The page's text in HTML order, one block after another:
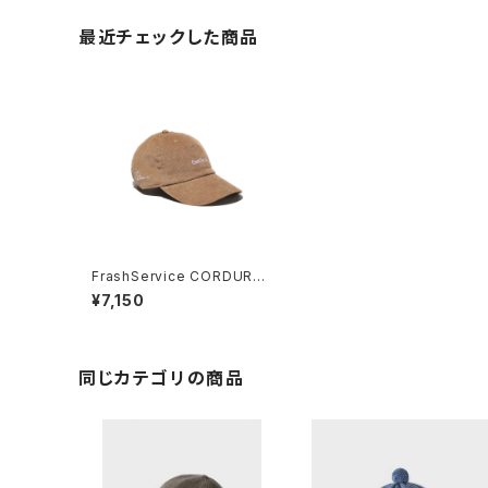
最近チェックした商品
FrashService CORDURO
Y CORPORATE CAP
¥7,150
同じカテゴリの商品